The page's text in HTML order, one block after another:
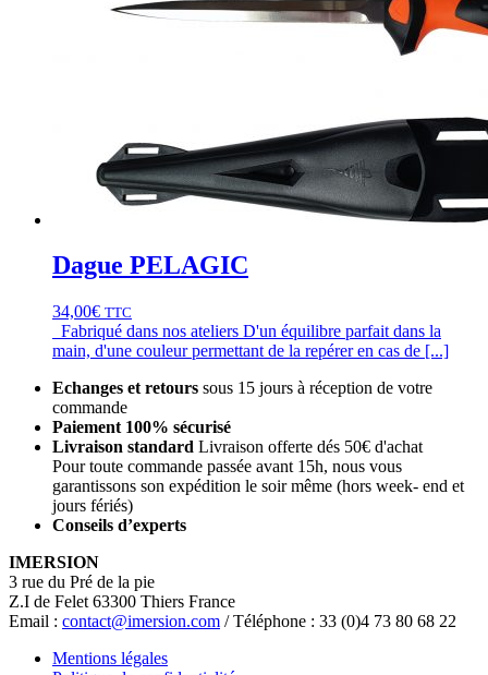
Dague PELAGIC
34,00€ TTC
Fabriqué dans nos ateliers D'un équilibre parfait dans la
main, d'une couleur permettant de la repérer en cas de [...]
Echanges et retours sous 15 jours à réception de votre
commande
Paiement 100% sécurisé
Livraison standard Livraison offerte dés 50€ d'achat
Pour toute commande passée avant 15h, nous vous
garantissons son expédition le soir même (hors week- end et
jours fériés)
Conseils d’experts
IMERSION
3 rue du Pré de la pie
Z.I de Felet 63300 Thiers France
Email : contact@imersion.com / Téléphone : 33 (0)4 73 80 68 22
Mentions légales